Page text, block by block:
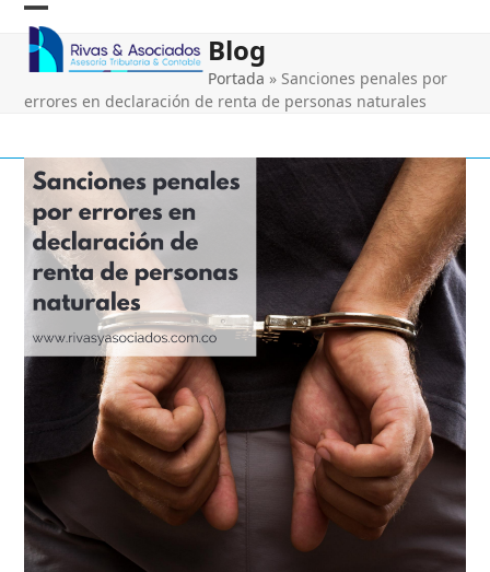
Skip
content
Open
mobile
menu
Close
mobile
menu
Blog
Portada » Sanciones penales por
errores en declaración de renta de personas naturales